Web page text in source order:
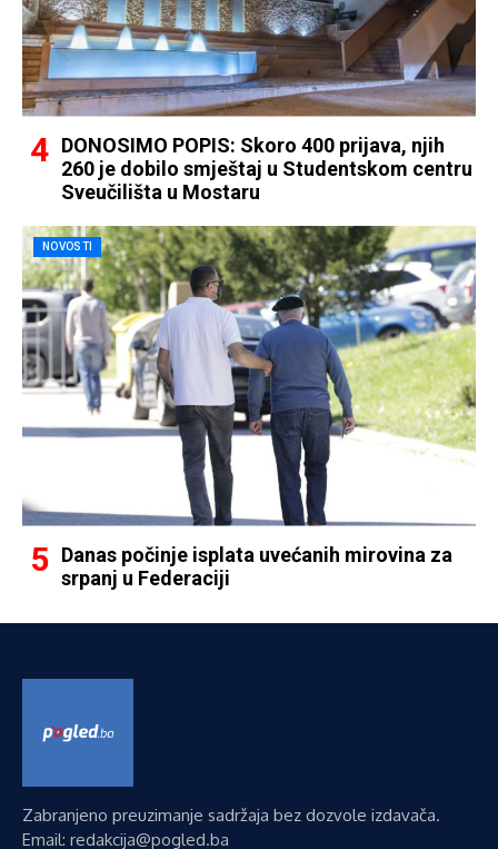
DONOSIMO POPIS: Skoro 400 prijava, njih
260 je dobilo smještaj u Studentskom centru
Sveučilišta u Mostaru
NOVOSTI
Danas počinje isplata uvećanih mirovina za
srpanj u Federaciji
Zabranjeno preuzimanje sadržaja bez dozvole izdavača.
Email: redakcija@pogled.ba